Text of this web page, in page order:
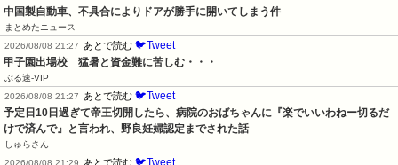
中国製自動車、不具合によりドアが勝手に開いてしまう件
まとめたニュース
2026/08/08 21:27 あとで読む 🐦Tweet
甲子園出場校　猛暑と資金難に苦しむ・・・
ぶる速-VIP
2026/08/08 21:27 あとで読む 🐦Tweet
予定日10日過ぎて帝王切開したら、病院のおばちゃんに『楽でいいわねー切るだ
けで済んで』と言われ、野良妊婦認定までされた話
しゅらさん
あとで読む